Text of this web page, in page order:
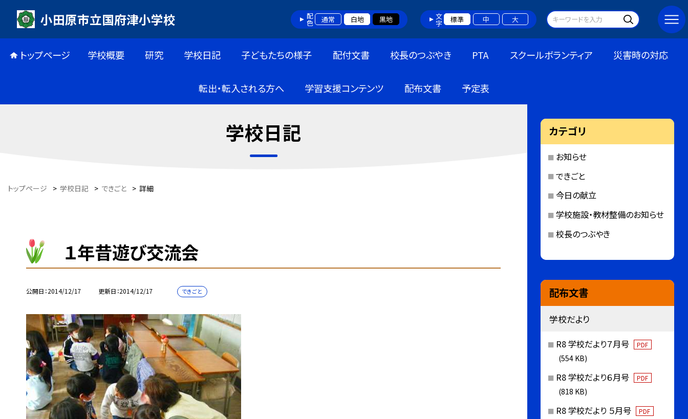
小田原市立国府津小学校 配色 通常 白地 黒地 文字 標準 中 大
トップページ 学校概要 研究 学校日記 子どもたちの様子 配付文書 校長のつぶやき PTA スクールボランティア 災害時の対応
転出・転入される方へ 学習支援コンテンツ 配布文書 予定表
学校日記
トップページ > 学校日記 > できごと > 詳細
１年昔遊び交流会
公開日 2014/12/17 更新日 2014/12/17 できごと
カテゴリ
お知らせ
できごと
今日の献立
学校施設・教材整備のお知らせ
校長のつぶやき
配布文書
学校だより
R8 学校だより７月号 PDF
(554 KB)
R8 学校だより６月号 PDF
(818 KB)
R8 学校だより ５月号 PDF